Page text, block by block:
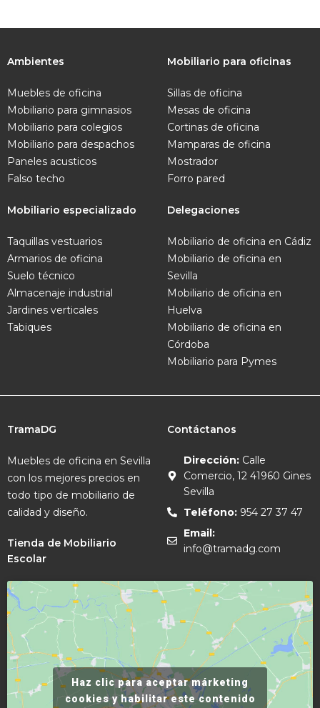
Ambientes
Muebles de oficina
Mobiliario para gimnasios
Mobiliario para colegios
Mobiliario para despachos
Paneles acusticos
Falso techo
Mobiliario para oficinas
Sillas de oficina
Mesas de oficina
Cortinas de oficina
Mamparas de oficina
Mostrador
Forro pared
Mobiliario especializado
Taquillas vestuarios
Armarios de oficina
Suelo técnico
Almacenaje industrial
Jardines verticales
Tabiques
Delegaciones
Mobiliario de oficina en Cádiz
Mobiliario de oficina en
Sevilla
Mobiliario de oficina en
Huelva
Mobiliario de oficina en
Córdoba
Mobiliario para Pymes
TramaDG
Muebles de oficina en Sevilla
con los mejores precios en
todo tipo de mobiliario de
calidad y diseño.
Tienda de Mobiliario
Escolar
Contáctanos
Dirección:Calle
Comercio, 12 41960 Gines
Sevilla
Teléfono:954 27 37 47
Email:
info@tramadg.com
Haz clic para aceptar márketing
cookies y habilitar este contenido